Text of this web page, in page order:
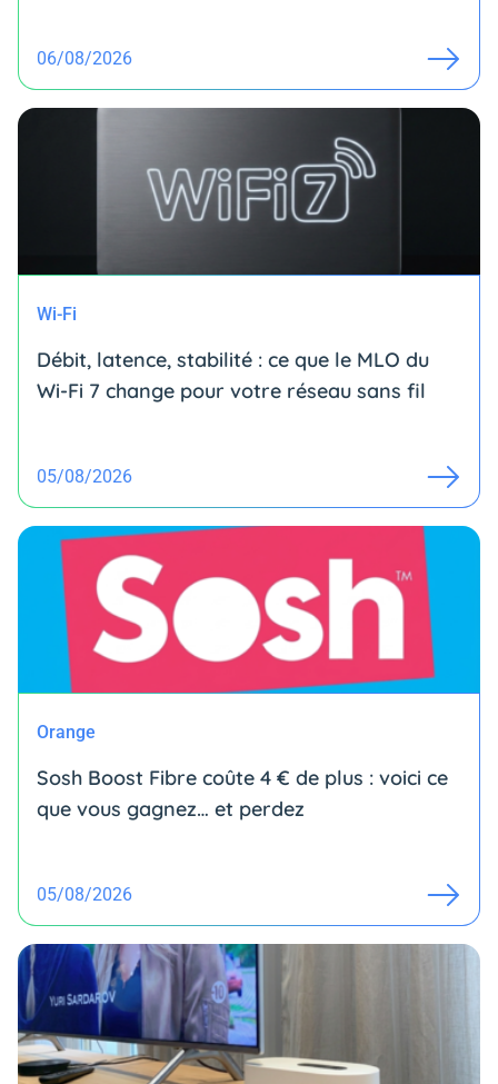
06/08/2026
Wi-Fi
Débit, latence, stabilité : ce que le MLO du
Wi-Fi 7 change pour votre réseau sans fil
05/08/2026
Orange
Sosh Boost Fibre coûte 4 € de plus : voici ce
que vous gagnez… et perdez
05/08/2026